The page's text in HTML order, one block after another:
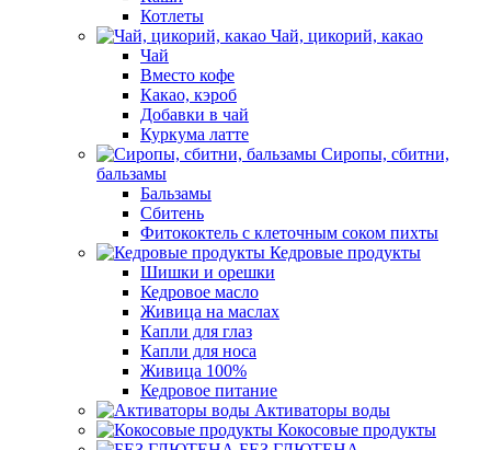
Котлеты
Чай, цикорий, какао
Чай
Вместо кофе
Какао, кэроб
Добавки в чай
Куркума латте
Сиропы, сбитни,
бальзамы
Бальзамы
Сбитень
Фитококтель с клеточным соком пихты
Кедровые продукты
Шишки и орешки
Кедровое масло
Живица на маслах
Капли для глаз
Капли для носа
Живица 100%
Кедровое питание
Активаторы воды
Кокосовые продукты